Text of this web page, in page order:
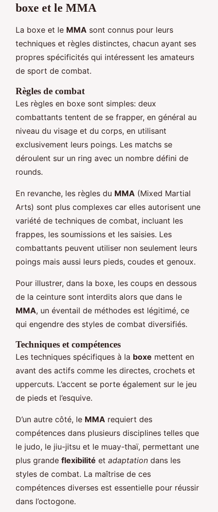
boxe et le MMA
La boxe et le MMA sont connus pour leurs
techniques et règles distinctes, chacun ayant ses
propres spécificités qui intéressent les amateurs
de sport de combat.
Règles de combat
Les règles en boxe sont simples: deux
combattants tentent de se frapper, en général au
niveau du visage et du corps, en utilisant
exclusivement leurs poings. Les matchs se
déroulent sur un ring avec un nombre défini de
rounds.
En revanche, les règles du MMA (Mixed Martial
Arts) sont plus complexes car elles autorisent une
variété de techniques de combat, incluant les
frappes, les soumissions et les saisies. Les
combattants peuvent utiliser non seulement leurs
poings mais aussi leurs pieds, coudes et genoux.
Pour illustrer, dans la boxe, les coups en dessous
de la ceinture sont interdits alors que dans le
MMA, un éventail de méthodes est légitimé, ce
qui engendre des styles de combat diversifiés.
Techniques et compétences
Les techniques spécifiques à la boxe mettent en
avant des actifs comme les directes, crochets et
uppercuts. L’accent se porte également sur le jeu
de pieds et l’esquive.
D’un autre côté, le MMA requiert des
compétences dans plusieurs disciplines telles que
le judo, le jiu-jitsu et le muay-thaï, permettant une
plus grande flexibilité et adaptation dans les
styles de combat. La maîtrise de ces
compétences diverses est essentielle pour réussir
dans l’octogone.